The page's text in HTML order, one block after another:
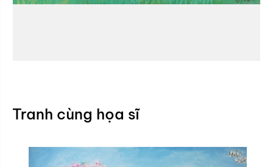
Tranh cùng họa sĩ